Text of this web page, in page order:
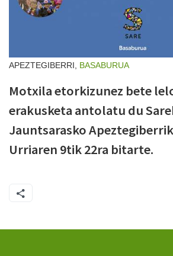
APEZTEGIBERRI, BASABURUA
Motxila etorkizunez bete
erakusketa antolatu du
Jauntsarasko
Urriaren 9tik 22ra bitarte.